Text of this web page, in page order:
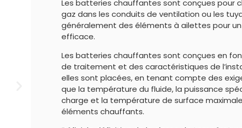
Les batteries chauffantes sont conçues pour
gaz dans les conduits de ventilation ou les
généralement des éléments à ailettes pour
efficace.
Les batteries chauffantes sont conçues en
de traitement et des caractéristiques de
elles sont placées, en tenant compte des
que la température du fluide, la puissance
charge et la température de surface
éléments chauffants.